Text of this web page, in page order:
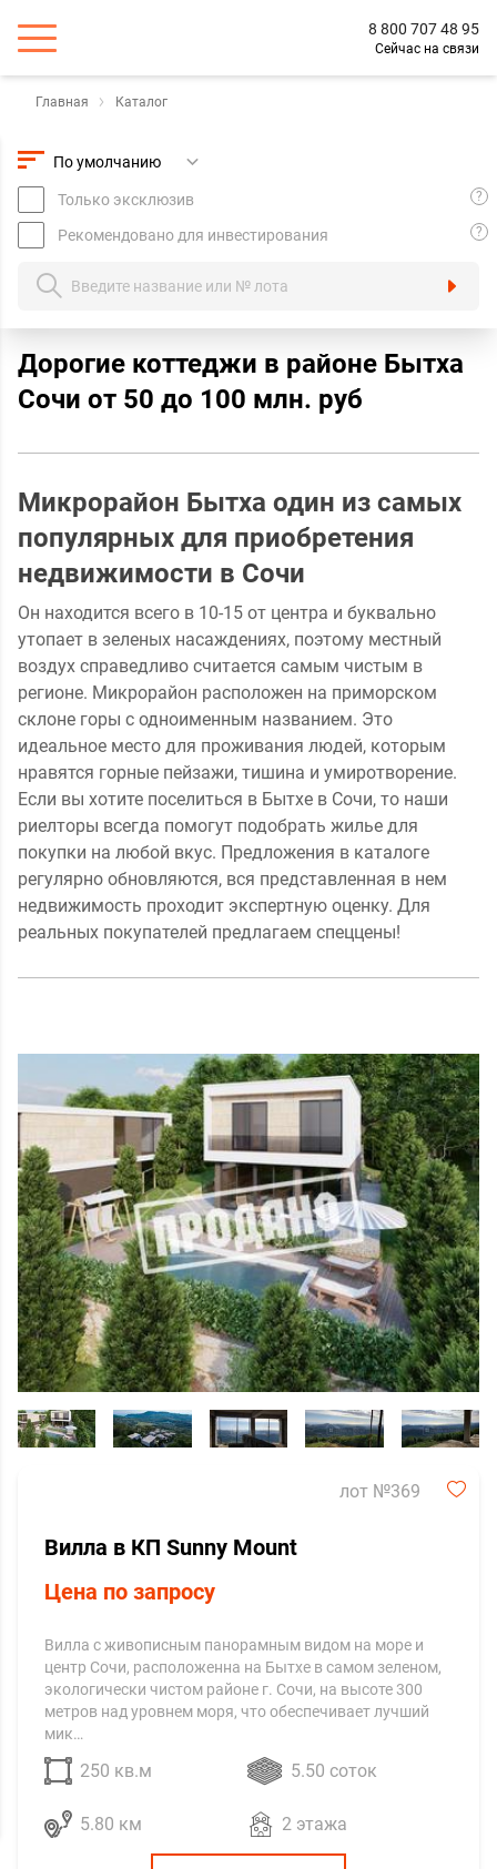
8 800 707 48 95
Сейчас на связи
Главная Каталог
Только эксклюзив ?
Рекомендовано для инвестирования ?
Дорогие коттеджи в районе Бытха
Сочи oт 50 до 100 млн. руб
Микрорайон Бытха один из самых
популярных для приобретения
недвижимости в Сочи
Он находится всего в 10-15 от центра и буквально
утопает в зеленых насаждениях, поэтому местный
воздух справедливо считается самым чистым в
регионе. Микрорайон расположен на приморском
склоне горы с одноименным названием. Это
идеальное место для проживания людей, которым
нравятся горные пейзажи, тишина и умиротворение.
Если вы хотите поселиться в Бытхе в Сочи, то наши
риелторы всегда помогут подобрать жилье для
покупки на любой вкус. Предложения в каталоге
регулярно обновляются, вся представленная в нем
недвижимость проходит экспертную оценку. Для
реальных покупателей предлагаем спеццены!
лот №369
Вилла в КП Sunny Mount
Цена по запросу
Вилла с живописным панорамным видом на море и
центр Сочи, расположенна на Бытхе в самом зеленом,
экологически чистом районе г. Сочи, на высоте 300
метров над уровнем моря, что обеспечивает лучший
мик…
250 кв.м 5.50 соток
5.80 км 2 этажа